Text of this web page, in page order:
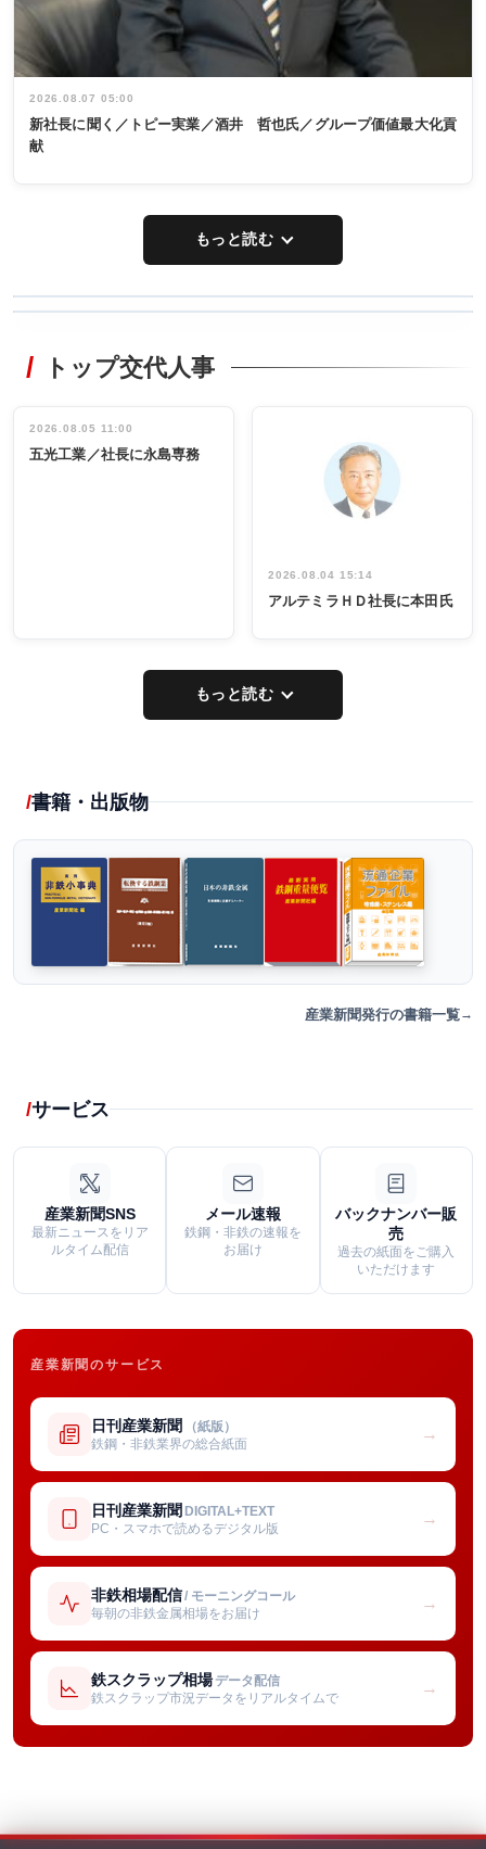
2026.08.07 05:00
新社長に聞く／トピー実業／酒井 哲也氏／グループ価値最大化貢
献
もっと読む
非鉄業界で
インタビュ
ー／社内ア
タックトレー
祝う 業界関
係者ら220人
出席
トップ交代人事
2026.08.05 11:00
五光工業／社長に永島専務
2026.08.04 15:14
アルテミラＨＤ社長に本田氏
もっと読む
書籍・出版物
産業新聞発行の書籍一覧
サービス
産業新聞SNS
最新ニュースをリア
ルタイム配信
メール速報
鉄鋼・非鉄の速報を
お届け
バックナンバー販
売
過去の紙面をご購入
いただけます
産業新聞のサービス
日刊産業新聞 （紙版）
鉄鋼・非鉄業界の総合紙面
→
日刊産業新聞 DIGITAL+TEXT
PC・スマホで読めるデジタル版
→
非鉄相場配信/ モーニングコール
毎朝の非鉄金属相場をお届け
→
鉄スクラップ相場 データ配信
鉄スクラップ市況データをリアルタイムで
→